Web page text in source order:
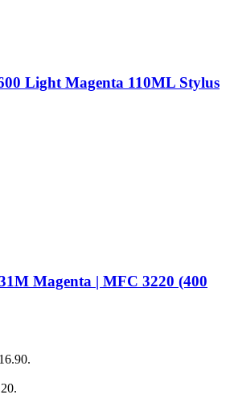
Light Magenta 110ML Stylus
Magenta | MFC 3220 (400